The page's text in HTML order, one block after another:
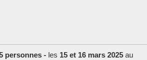
personnes - les 15 et 16 mars 2025 au